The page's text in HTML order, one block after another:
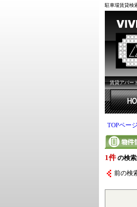
駐車場賃貸検
賃貸アパー
TOPページ
1件 の検
前の検